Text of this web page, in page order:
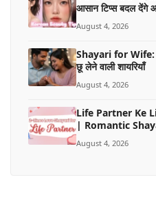
आसान टिप्स बदल देंगे
August 4, 2026
Shayari for Wife:
छू लेने वाली शायरियाँ
August 4, 2026
Life Partner Ke
| Romantic
August 4, 2026